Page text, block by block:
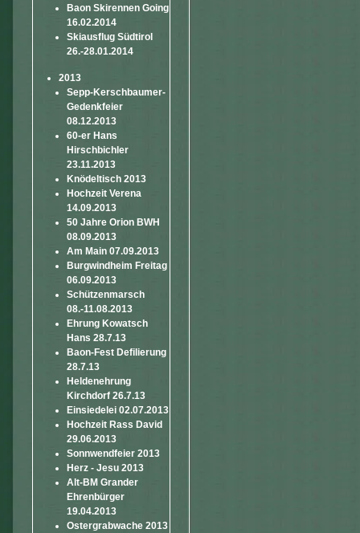
Baon Skirennen Going
16.02.2014
Skiausflug Südtirol
26.-28.01.2014
2013
Sepp-Kerschbaumer-
Gedenkfeier
08.12.2013
60-er Hans
Hirschbichler
23.11.2013
Knödeltisch 2013
Hochzeit Verena
14.09.2013
50 Jahre Orion BWH
08.09.2013
Am Main 07.09.2013
Burgwindheim Freitag
06.09.2013
Schützenmarsch
08.-11.08.2013
Ehrung Kowatsch
Hans 28.7.13
Baon-Fest Defilierung
28.7.13
Heldenehrung
Kirchdorf 26.7.13
Einsiedelei 02.07.2013
Hochzeit Rass David
29.06.2013
Sonnwendfeier 2013
Herz - Jesu 2013
Alt-BM Grander
Ehrenbürger
19.04.2013
Ostergrabwache 2013